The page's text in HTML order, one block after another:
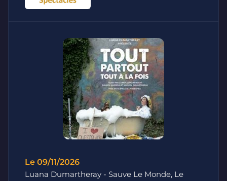
Le 09/11/2026
Luana Dumartheray - Sauve Le Monde, Le